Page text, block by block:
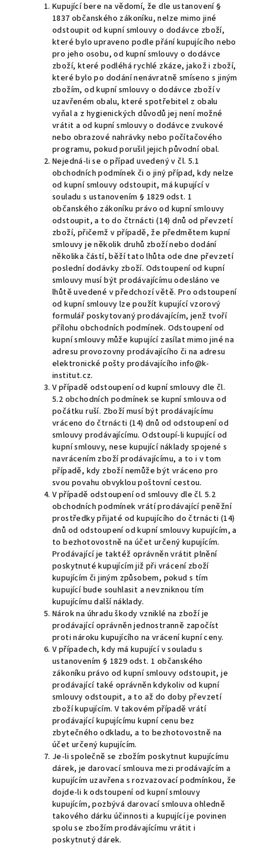
Kupující bere na vědomí, že dle ustanovení §
1837 občanského zákoníku, nelze mimo jiné
odstoupit od kupní smlouvy o dodávce zboží,
které bylo upraveno podle přání kupujícího nebo
pro jeho osobu, od kupní smlouvy o dodávce
zboží, které podléhá rychlé zkáze, jakož i zboží,
které bylo po dodání nenávratně smíseno s jiným
zbožím, od kupní smlouvy o dodávce zboží v
uzavřeném obalu, které spotřebitel z obalu
vyňal a z hygienických důvodů jej není možné
vrátit a od kupní smlouvy o dodávce zvukové
nebo obrazové nahrávky nebo počítačového
programu, pokud porušil jejich původní obal.
Nejedná-li se o případ uvedený v čl. 5.1
obchodních podmínek či o jiný případ, kdy nelze
od kupní smlouvy odstoupit, má kupující v
souladu s ustanovením § 1829 odst. 1
občanského zákoníku právo od kupní smlouvy
odstoupit, a to do čtrnácti (14) dnů od převzetí
zboží, přičemž v případě, že předmětem kupní
smlouvy je několik druhů zboží nebo dodání
několika částí, běží tato lhůta ode dne převzetí
poslední dodávky zboží. Odstoupení od kupní
smlouvy musí být prodávajícímu odesláno ve
lhůtě uvedené v předchozí větě. Pro odstoupení
od kupní smlouvy lze použít kupující vzorový
formulář poskytovaný prodávajícím, jenž tvoří
přílohu obchodních podmínek. Odstoupení od
kupní smlouvy může kupující zasílat mimo jiné na
adresu provozovny prodávajícího či na adresu
elektronické pošty prodávajícího info@k-
institut.cz.
V případě odstoupení od kupní smlouvy dle čl.
5.2 obchodních podmínek se kupní smlouva od
počátku ruší. Zboží musí být prodávajícímu
vráceno do čtrnácti (14) dnů od odstoupení od
smlouvy prodávajícímu. Odstoupí-li kupující od
kupní smlouvy, nese kupující náklady spojené s
navrácením zboží prodávajícímu, a to i v tom
případě, kdy zboží nemůže být vráceno pro
svou povahu obvyklou poštovní cestou.
V případě odstoupení od smlouvy dle čl. 5.2
obchodních podmínek vrátí prodávající peněžní
prostředky přijaté od kupujícího do čtrnácti (14)
dnů od odstoupení od kupní smlouvy kupujícím, a
to bezhotovostně na účet určený kupujícím.
Prodávající je taktéž oprávněn vrátit plnění
poskytnuté kupujícím již při vrácení zboží
kupujícím či jiným způsobem, pokud s tím
kupující bude souhlasit a nevzniknou tím
kupujícímu další náklady.
Nárok na úhradu škody vzniklé na zboží je
prodávající oprávněn jednostranně započíst
proti nároku kupujícího na vrácení kupní ceny.
V případech, kdy má kupující v souladu s
ustanovením § 1829 odst. 1 občanského
zákoníku právo od kupní smlouvy odstoupit, je
prodávající také oprávněn kdykoliv od kupní
smlouvy odstoupit, a to až do doby převzetí
zboží kupujícím. V takovém případě vrátí
prodávající kupujícímu kupní cenu bez
zbytečného odkladu, a to bezhotovostně na
účet určený kupujícím.
Je-li společně se zbožím poskytnut kupujícímu
dárek, je darovací smlouva mezi prodávajícím a
kupujícím uzavřena s rozvazovací podmínkou, že
dojde-li k odstoupení od kupní smlouvy
kupujícím, pozbývá darovací smlouva ohledně
takového dárku účinnosti a kupující je povinen
spolu se zbožím prodávajícímu vrátit i
poskytnutý dárek.